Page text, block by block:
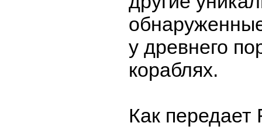
у древнего
кораблях.
Как передает